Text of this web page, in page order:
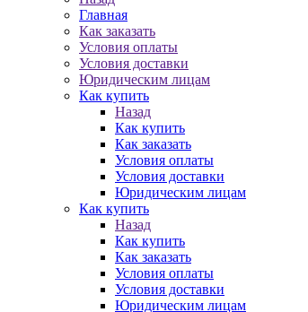
Главная
Как заказать
Условия оплаты
Условия доставки
Юридическим лицам
Как купить
Назад
Как купить
Как заказать
Условия оплаты
Условия доставки
Юридическим лицам
Как купить
Назад
Как купить
Как заказать
Условия оплаты
Условия доставки
Юридическим лицам